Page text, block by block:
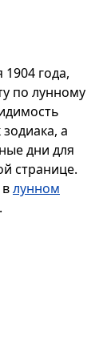
года,
по лунному
а
дни для
странице.
лунном
.